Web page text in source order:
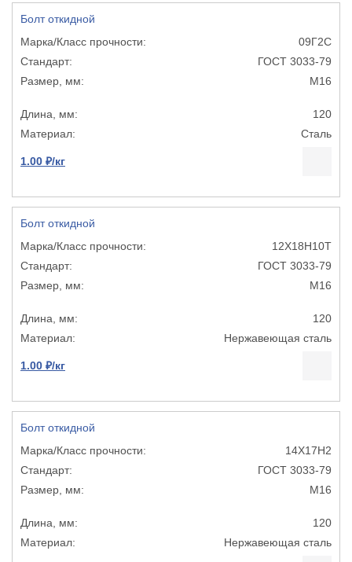
Болт откидной
09Г2С
ГОСТ 3033-79
М16
120
Сталь
1.00 ₽/кг
Болт откидной
12Х18Н10Т
ГОСТ 3033-79
М16
120
Нержавеющая сталь
1.00 ₽/кг
Болт откидной
14Х17Н2
ГОСТ 3033-79
М16
120
Нержавеющая сталь